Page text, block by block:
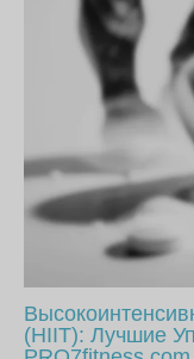
(HIIT): Лучшие